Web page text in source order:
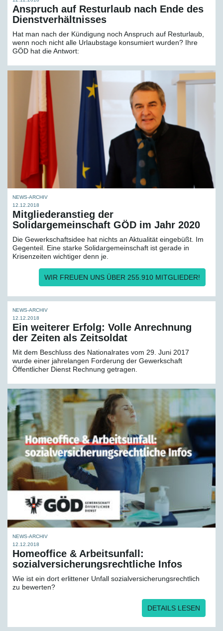
Anspruch auf Rest­urlaub nach Ende des
Dienst­verhält­nisses
Hat man nach der Kündigung noch Anspruch auf Resturlaub,
wenn noch nicht alle Urlaubstage konsumiert wurden? Ihre
GÖD hat die Antwort:
NEWS-ARCHIV
12.12.2018
Mitgliederanstieg der
Solidargemeinschaft GÖD im Jahr 2020
Die Gewerkschaftsidee hat nichts an Aktualität eingebüßt. Im
Gegenteil. Eine starke Solidargemeinschaft ist gerade in
Krisenzeiten wichtiger denn je.
WIR FREUEN UNS ÜBER 255.910 MITGLIEDER!
NEWS-ARCHIV
12.12.2018
Ein weiterer Erfolg: Volle Anrechnung
der Zeiten als Zeitsoldat
Mit dem Beschluss des Nationalrates vom 29. Juni 2017
wurde einer jahrelangen Forderung der Gewerkschaft
Öffentlicher Dienst Rechnung getragen.
NEWS-ARCHIV
12.12.2018
Homeoffice & Arbeitsunfall:
sozialversicherungs­rechtliche Infos
Wie ist ein dort erlittener Unfall sozialversicherungsrechtlich
zu bewerten?
DETAILS LESEN